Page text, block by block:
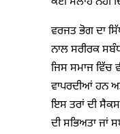
ਵਰਜਤ ਭੋਗ ਦਾ
ਨਾਲ ਸਰੀਰਕ
ਜਿਸ ਸਮਾਜ ਵਿੱਚ
ਵਾਪਰਦੀਆਂ ਹਨ
ਇਸ ਤਰਾਂ ਦੀ
ਦੀ ਸਭਿਅਤਾ ਜਾਂ